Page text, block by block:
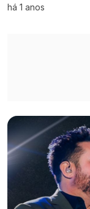
há 1 anos